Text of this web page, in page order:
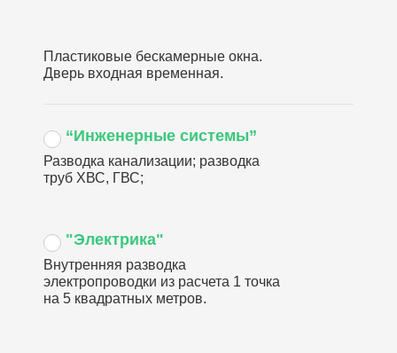
Пластиковые бескамерные окна.
Дверь входная временная.
“Инженерные системы”
Разводка канализации; разводка
труб ХВС, ГВС;
"Электрика"
Внутренняя разводка
электропроводки из расчета 1 точка
на 5 квадратных метров.